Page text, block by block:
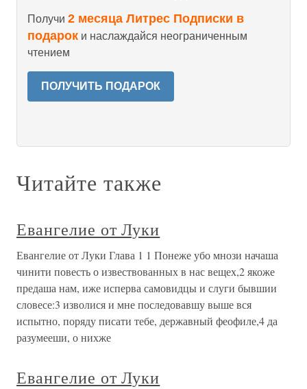
Получи 2 месяца Литрес Подписки в
подарок и наслаждайся неограниченным
чтением
ПОЛУЧИТЬ ПОДАРОК
Читайте также
Евангелие от Луки
Евангелие от Луки Глава 1 1 Понеже убо мнози начаша
чинити повесть о извествованных в нас вещех,2 якоже
предаша нам, иже исперва самовидцы и слуги бывшии
словесе:3 изволися и мне последовавшу выше вся
испытно, поряду писати тебе, державный феофиле,4 да
разумееши, о нихже
Евангелие от Луки